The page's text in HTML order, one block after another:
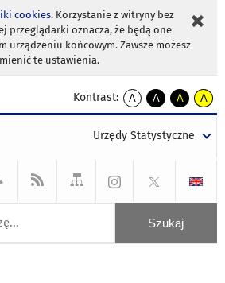
cookies. Korzystanie z witryny bez
przeglądarki oznacza, że będą one
urządzeniu końcowym. Zawsze możesz
te ustawienia.
Kontrast:
A
kontrast
A
kontrast
tekst
czarnym
A
kontrast
tekst
czarnym
A
tekst
żółtym
Urzędy Statystyczne